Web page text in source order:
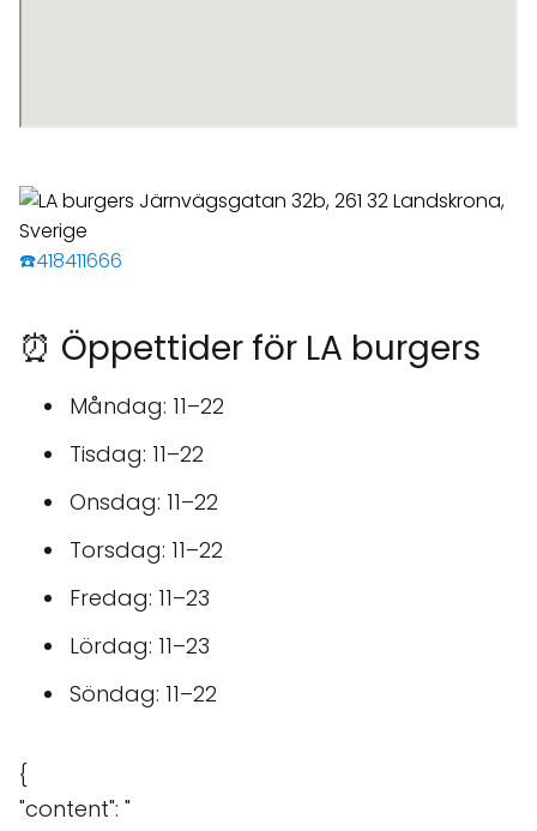
☎️418411666
⏰ Öppettider för LA burgers
Måndag: 11–22
Tisdag: 11–22
Onsdag: 11–22
Torsdag: 11–22
Fredag: 11–23
Lördag: 11–23
Söndag: 11–22
{
"content": "